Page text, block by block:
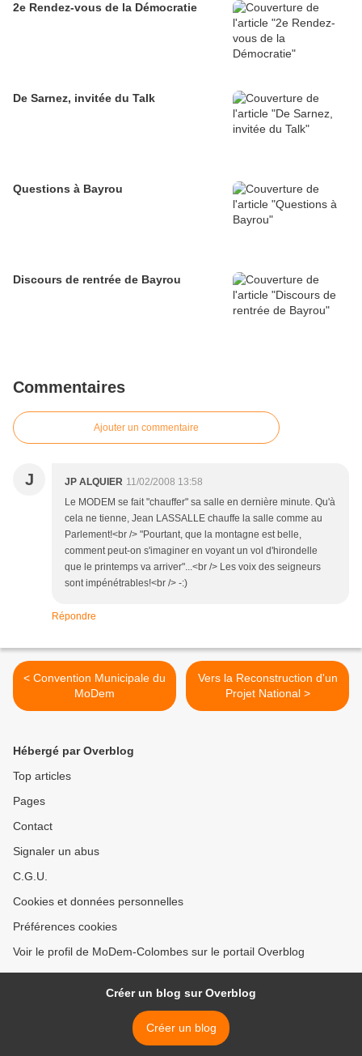
2e Rendez-vous de la Démocratie
De Sarnez, invitée du Talk
Questions à Bayrou
Discours de rentrée de Bayrou
Commentaires
Ajouter un commentaire
J JP ALQUIER 11/02/2008 13:58
Le MODEM se fait "chauffer" sa salle en dernière minute. Qu'à
cela ne tienne, Jean LASSALLE chauffe la salle comme au
Parlement!<br /> "Pourtant, que la montagne est belle,
comment peut-on s'imaginer en voyant un vol d'hirondelle
que le printemps va arriver"...<br /> Les voix des seigneurs
sont impénétrables!<br /> -:)
Répondre
< Convention Municipale du
MoDem
Vers la Reconstruction d'un
Projet National >
Hébergé par Overblog
Top articles
Pages
Contact
Signaler un abus
C.G.U.
Cookies et données personnelles
Préférences cookies
Voir le profil de MoDem-Colombes sur le portail Overblog
Créer un blog sur Overblog
Créer un blog